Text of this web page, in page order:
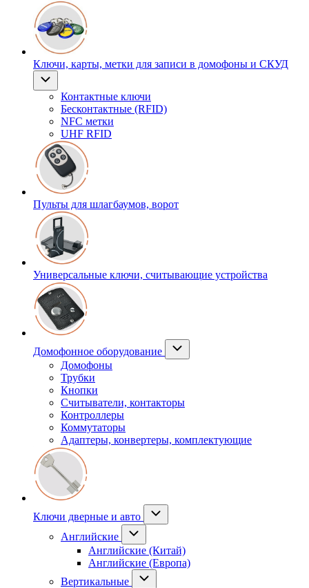
Ключи, карты, метки для записи в домофоны и СКУД
Контактные ключи
Бесконтактные (RFID)
NFC метки
UHF RFID
Пульты для шлагбаумов, ворот
Универсальные ключи, считывающие устройства
Домофонное оборудование
Домофоны
Трубки
Кнопки
Считыватели, контакторы
Контроллеры
Коммутаторы
Адаптеры, конвертеры, комплектующие
Ключи дверные и авто
Английские
Английские (Китай)
Английские (Европа)
Вертикальные